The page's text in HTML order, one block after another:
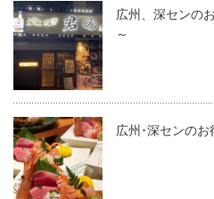
広州、深センの
～
広州･深センのお